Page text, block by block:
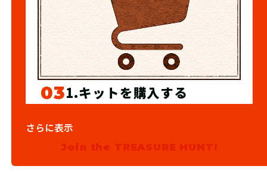
031.キットを購入する
宝探しSHOPならおうちにキットが届
くよ！ 筆記用具やスマートフォンな
ど必要なものを準備しよう！
さらに表示
Join the TREASURE HUNT!